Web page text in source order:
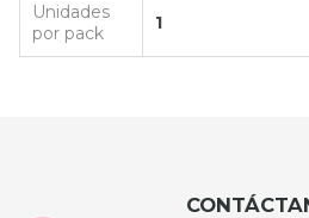
Unidades
por pack
1